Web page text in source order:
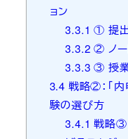
ョン
3.3.1 ① 提出
3.3.2 ② ノー
3.3.3 ③ 授
3.4 戦略②：「
験の選び方
3.4.1 戦略③